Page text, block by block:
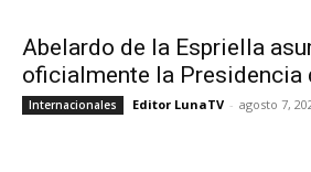
Abelardo de la Espriella
oficialmente la Presidencia
Internacionales Editor LunaTV - agosto 7,